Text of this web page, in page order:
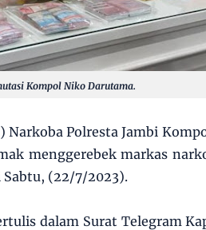
Kompol Niko Darutama.
Narkoba Polresta Jambi
menggerebek markas
Sabtu, (22/7/2023).
dalam Surat Telegram